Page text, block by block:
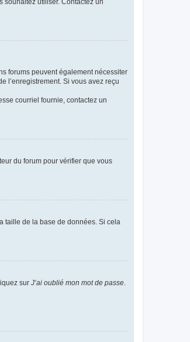
forums peuvent également nécessiter
l’enregistrement. Si vous avez reçu
courriel fournie, contactez un
du forum pour vérifier que vous
taille de la base de données. Si cela
sur J’ai oublié mon mot de passe